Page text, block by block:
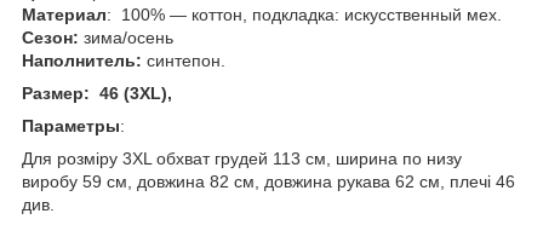
Материал: 100% — коттон, подкладка: искусственный мех.
Сезон: зима/осень
Наполнитель: синтепон.
Размер: 46 (3XL),
Параметры:
Для розміру 3XL обхват грудей 113 см, ширина по низу
виробу 59 см, довжина 82 см, довжина рукава 62 см, плечі 46
див.